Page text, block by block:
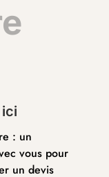
: un
vous pour
un devis